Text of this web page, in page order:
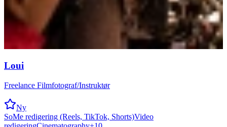
Loui
Freelance Filmfotograf/Instruktør
Ny
SoMe redigering (Reels, TikTok, Shorts)Video